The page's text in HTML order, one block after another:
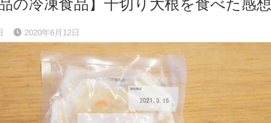
品の冷凍食品】千切り大根を食べた感想
2020年6月12日